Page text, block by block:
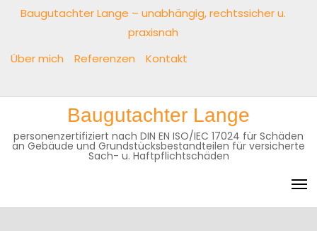
Baugutachter Lange – unabhängig, rechtssicher u.
praxisnah
Über mich
Referenzen Kontakt
Baugutachter Lange
personenzertifiziert nach DIN EN ISO/IEC 17024 für Schäden
an Gebäude und Grundstücksbestandteilen für versicherte
Sach- u. Haftpflichtschäden